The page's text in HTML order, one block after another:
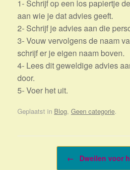
1- Schrijf op een los papiertje
aan wie je dat advies geeft.
2- Schrijf je advies aan die
3- Vouw vervolgens de naam
schrijf er je eigen naam boven.
4- Lees dit geweldige advies
door.
5- Voer het uit.
Geplaatst in Blog, Geen categorie.
← Dweilen voor